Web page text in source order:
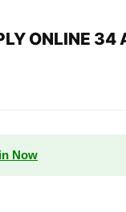
ONLINE 34
Now